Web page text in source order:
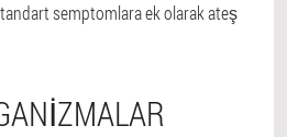
semptomlara ek olarak ateş